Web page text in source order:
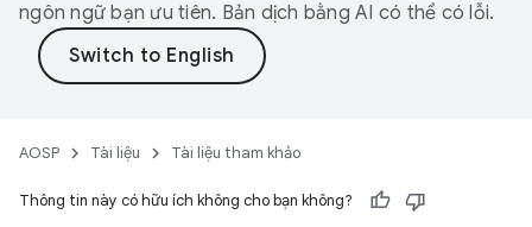
ngôn ngữ bạn ưu tiên. Bản dịch bằng AI có thể có lỗi.
AOSP Tài liệu Tài liệu tham khảo
Thông tin này có hữu ích không cho bạn không?